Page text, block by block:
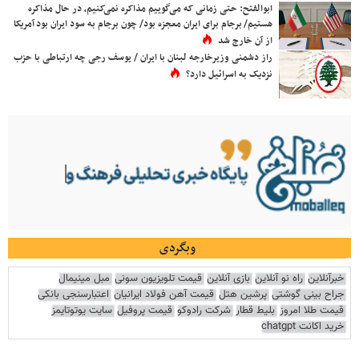
ابوالفتح: حتی زمانی که می‌گوییم مذاکره نمی‌کنیم، در حال مذاکره
هستیم/ برجام برای ایران معجزه بود/ چون برجام به سود ایران بود آمریکا
از آن خارج شد
راز دشمنی وزیرخارجه لبنان با ایران / یوسف رجی چه ارتباطی با حزب
نزدیک به اسرائیل دارد؟
وبگردی
خبرآنلاین راه نو آنلاین بازی آنلاین قیمت تلویزیون سونی مبل مینیمال
جراح بینی گوشتی پرشین هتل قیمت آهن فولاد ایرانیان اعتبارسنجی بانکی
قیمت طلا امروز بلیط قطار شرکت رادوکو قیمت پروفیل سایت یوتوتایمز
خرید اکانت chatgpt